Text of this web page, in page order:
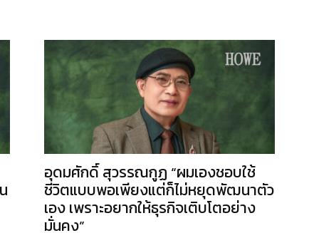
อุดมศักดิ์ สุวรรณกูฏ “ผมเองชอบใช้
ชีวิตแบบพอเพียงแต่ก็ไม่หยุดพัฒนาตัว
เอง เพราะอยากให้ธุรกิจเติบโตอย่าง
มั่นคง”